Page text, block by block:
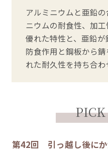
アルミニウムと亜鉛
ニウムの耐食性、加
優れた特性と、亜鉛
防食作用と鋼板から
れた耐久性を持ち合わ
PICK
第42回 引っ越し後に